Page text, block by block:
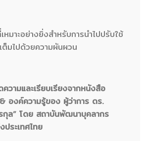
หมาะอย่างยิ่งสำหรับการนำไปปรับใช้
มไปด้วยความผันผวน
ามและเรียบเรียงจากหนังสือ
องค์ความรู้ของ ผู้ว่าการ ดร.
กุล” โดย สถาบันพัฒนาบุคลากร
ระเทศไทย